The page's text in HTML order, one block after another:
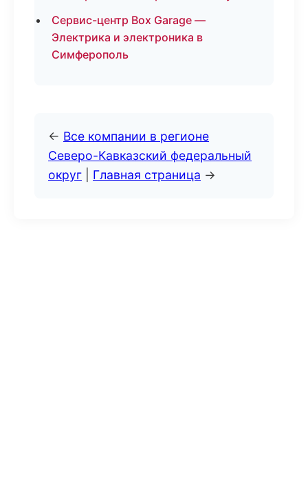
Сервис-центр Box Garage —
Электрика и электроника в
Симферополь
← Все компании в регионе
Северо-Кавказский федеральный
округ
Главная страница →